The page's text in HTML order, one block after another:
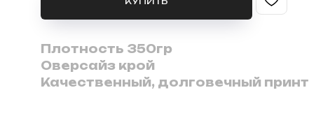
Плотность 350гр
Оверсайз крой
Качественный, долговечный принт